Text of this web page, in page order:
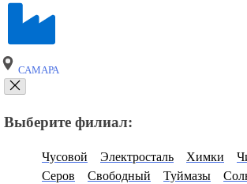
САМАРА
Выберите филиал:
Чусовой Электросталь Химки
Серов
Свободный Туймазы